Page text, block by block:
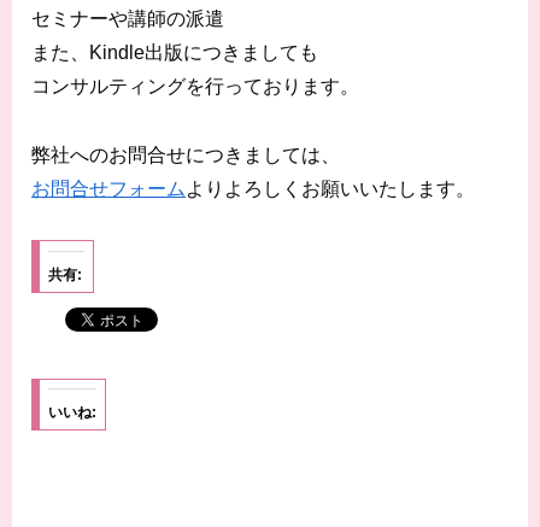
セミナーや講師の派遣
また、Kindle出版につきましても
コンサルティングを行っております。
弊社へのお問合せにつきましては、
お問合せフォーム よりよろしくお願いいたします。
共有:
いいね: